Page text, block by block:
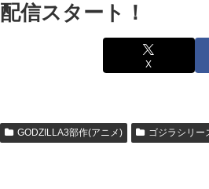
も感謝してるらしい…（ﾌﾞﾙﾌﾞﾙ」
海外「日本よ、お前がナンバー
★【ワートリ】細かい情報まで含
配信スタート！
X
GODZILLA3部作(アニメ) ゴジラシリー